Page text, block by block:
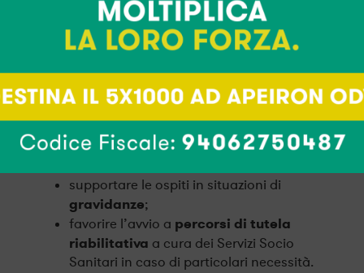
in questo modo un ambiente ricco di
opportunità, di socializzazione e di
attività esterne per i bambini;
aiutare a costruireun personale
progetto di vita delle ospitiche
consenta di mettere a frutto potenzialità,
realizzare le proprie aspirazioni,
sperimentare un ruolo genitoriale più
supportare le ospiti in situazioni di
gravidanze;
favorire l’avvio a percorsi di tutela
riabilitativa a cura dei Servizi Socio
Sanitari in caso di particolari necessità.